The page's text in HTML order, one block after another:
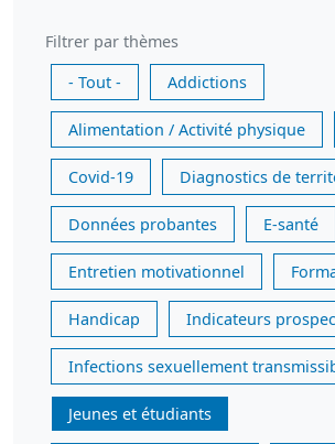
Filtrer par thèmes
- Tout -
Addictions
Alimentation / Activité physique
Covid-19 Diagnostics de
Données probantes E-santé
Entretien motivationnel
Handicap Indicateurs
Infections sexuellement
Jeunes et étudiants